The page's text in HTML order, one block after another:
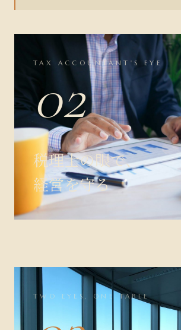
TAX ACCOUNTANT'S EYE
02
税理士の眼で、
経営を守る
TWO EYES, ONE TABLE